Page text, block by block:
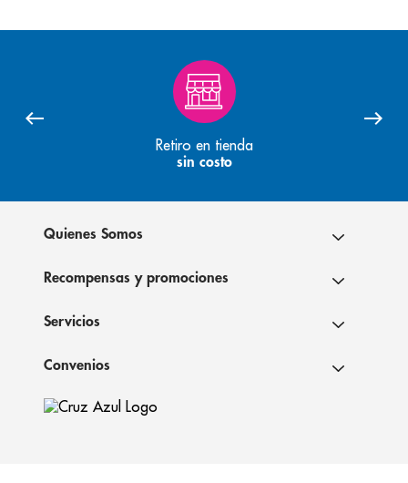
Retiro en tienda
sin costo
Quienes Somos
Recompensas y promociones
Servicios
Convenios